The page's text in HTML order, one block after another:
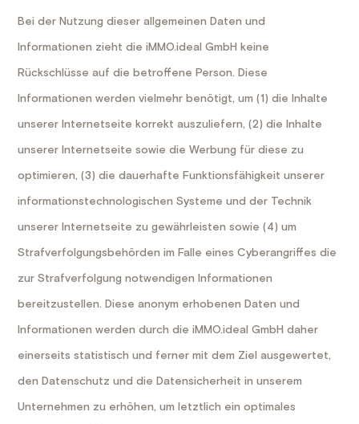
Bei der Nutzung dieser allgemeinen Daten und
Informationen zieht die iMMO.ideal GmbH keine
Rückschlüsse auf die betroffene Person. Diese
Informationen werden vielmehr benötigt, um (1) die Inhalte
unserer Internetseite korrekt auszuliefern, (2) die Inhalte
unserer Internetseite sowie die Werbung für diese zu
optimieren, (3) die dauerhafte Funktionsfähigkeit unserer
informationstechnologischen Systeme und der Technik
unserer Internetseite zu gewährleisten sowie (4) um
Strafverfolgungsbehörden im Falle eines Cyberangriffes die
zur Strafverfolgung notwendigen Informationen
bereitzustellen. Diese anonym erhobenen Daten und
Informationen werden durch die iMMO.ideal GmbH daher
einerseits statistisch und ferner mit dem Ziel ausgewertet,
den Datenschutz und die Datensicherheit in unserem
Unternehmen zu erhöhen, um letztlich ein optimales